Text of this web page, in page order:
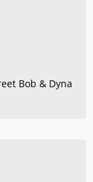
Bob & Dyna